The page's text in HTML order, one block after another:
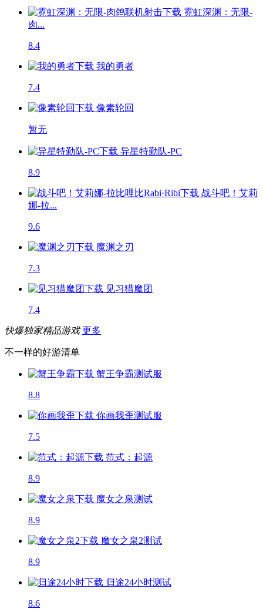
霓虹深渊：无限-
肉...
8.4
我的勇者
7.4
像素轮回
暂无
异星特勤队-PC
8.9
战斗吧！艾莉
娜-拉...
9.6
魔渊之刃
7.3
见习猎魔团
7.4
快爆独家精品游戏 更多
不一样的好游清单
蟹王争霸测试服
8.8
你画我歪测试服
7.5
范式：起源
8.9
魔女之泉测试
8.9
魔女之泉2测试
8.9
归途24小时测试
8.6